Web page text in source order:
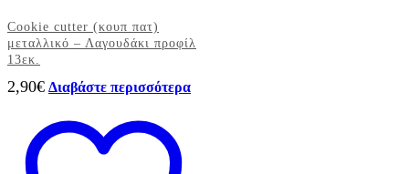
Cookie cutter (κουπ πατ)
μεταλλικό – Λαγουδάκι προφίλ
13εκ.
2,90€ Διαβάστε περισσότερα